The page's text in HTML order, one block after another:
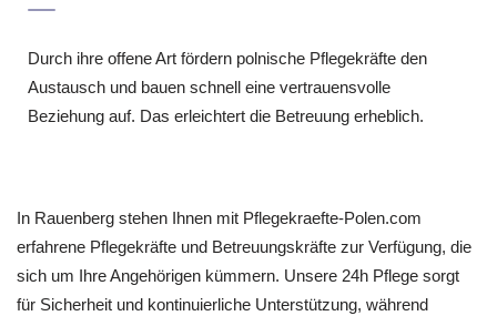
Durch ihre offene Art fördern polnische Pflegekräfte den
Austausch und bauen schnell eine vertrauensvolle
Beziehung auf. Das erleichtert die Betreuung erheblich.
In Rauenberg stehen Ihnen mit Pflegekraefte-Polen.com
erfahrene Pflegekräfte und Betreuungskräfte zur Verfügung, die
sich um Ihre Angehörigen kümmern. Unsere 24h Pflege sorgt
für Sicherheit und kontinuierliche Unterstützung, während